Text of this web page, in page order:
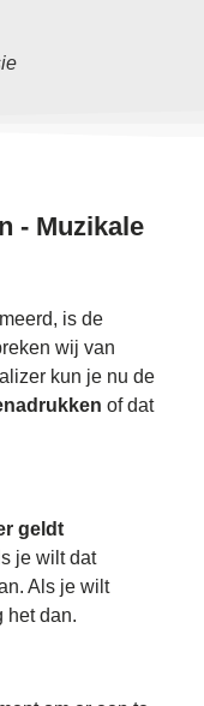
- Muzikale
is de
wij van
kun je nu de
of dat
geldt
je wilt dat
Als je wilt
het dan.